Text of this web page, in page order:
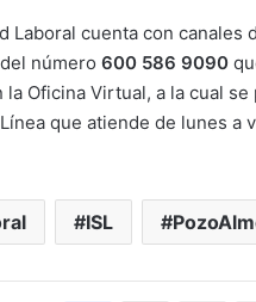
Laboral cuenta con canales
número 600 586 9090
Oficina Virtual, a la cual
que atiende de lunes a
ISL